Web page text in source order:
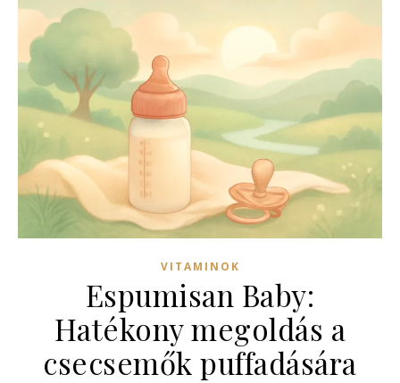
VITAMINOK
Espumisan Baby:
Hatékony megoldás a
csecsemők puffadására